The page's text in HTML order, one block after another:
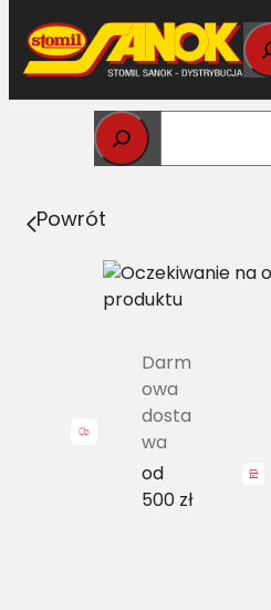
Przejdź
do
treści
Strona główna>
pasów Harvest Belts JD AH158880
Powrót
Darm
owa
dosta
wa
od
500 zł